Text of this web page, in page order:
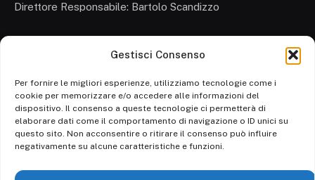
Gestisci Consenso
Per fornire le migliori esperienze, utilizziamo tecnologie come i
cookie per memorizzare e/o accedere alle informazioni del
dispositivo. Il consenso a queste tecnologie ci permetterà di
elaborare dati come il comportamento di navigazione o ID unici su
questo sito. Non acconsentire o ritirare il consenso può influire
negativamente su alcune caratteristiche e funzioni.
Direttore Responsabile: Bartolo Scandizzo
Attualità
Politica
Cronaca
Economia